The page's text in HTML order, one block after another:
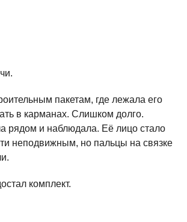
пакетам, где лежала его
в карманах. Слишком долго.
рядом и наблюдала. Её лицо стало
неподвижным, но пальцы на связке
комплект.